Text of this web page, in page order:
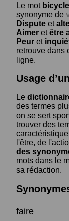
Le mot
synonyme de
Dispute et
Aimer etêtre
Peur et
retrouve dans
ligne.
Usage
Le
des termes
on se sert
trouver des
l'être, de
des
mots dans le
sa rédaction.
faire